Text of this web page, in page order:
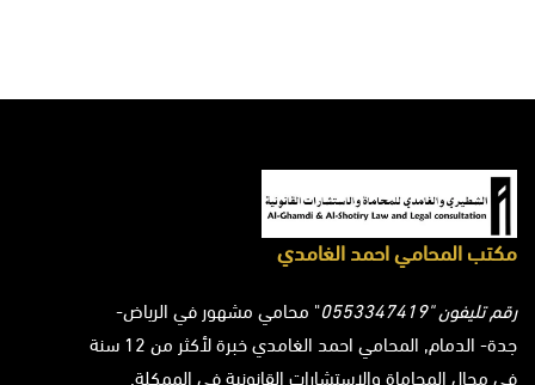
مكتب المحامي احمد الغامدي
رقم تليفون "0553347419
" محامي مشهور في الرياض-
جدة- الدمام, المحامي احمد الغامدي خبرة لأكثر من 12 سنة
في مجال المحاماة والاستشارات القانونية في الممكلة.